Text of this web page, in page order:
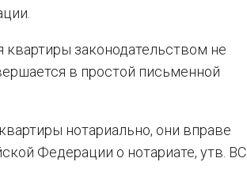
законодательством не
в простой письменной
нотариально, они вправе
Федерации о нотариате, утв. ВС